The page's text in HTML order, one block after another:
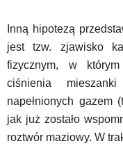
Inną hipotezą
jest tzw. zjawisko
fizycznym, w
ciśnienia
napełnionych gazem
jak już zostało
roztwór maziowy. W